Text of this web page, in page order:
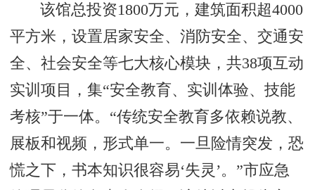
该馆总投资1800万元，建筑面积超4000
平方米，设置居家安全、消防安全、交通安
全、社会安全等七大核心模块，共38项互动
实训项目，集“安全教育、实训体验、技能
考核”于一体。“传统安全教育多依赖说教、
展板和视频，形式单一。一旦险情突发，恐
慌之下，书本知识很容易‘失灵’。”市应急